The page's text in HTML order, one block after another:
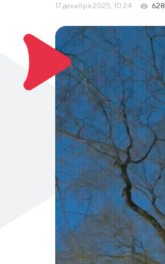
17 декабря 2025, 10:24 628